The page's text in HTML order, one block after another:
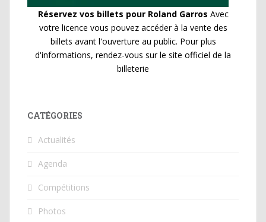
Réservez vos billets pour Roland Garros Avec
votre licence vous pouvez accéder à la vente des
billets avant l'ouverture au public. Pour plus
d'informations, rendez-vous sur le site officiel de la
billeterie
CATÉGORIES
Actualités
Agenda
Compétitions
Photos